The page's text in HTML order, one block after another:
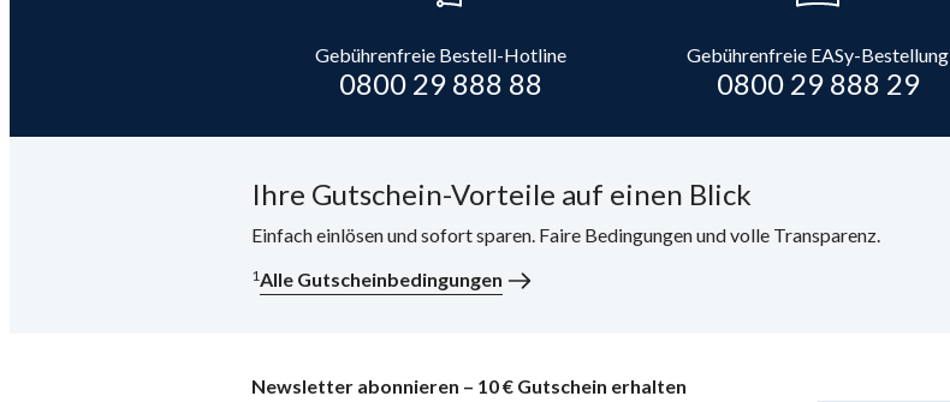
Gebührenfreie Bestell-Hotline
0800 29 888 88
Gebührenfreie EASy-Bestellung
0800 29 888 29
Ihre Gutschein-Vorteile auf einen Blick
Einfach einlösen und sofort sparen. Faire Bedingungen und volle Transparenz.
1Alle Gutscheinbedingungen
Newsletter abonnieren – 10 € Gutschein erhalten